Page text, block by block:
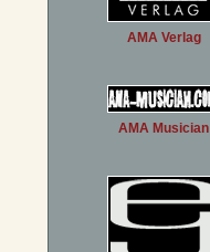
AMA Verlag
AMA Musician